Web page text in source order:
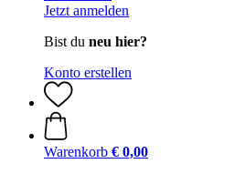
Jetzt anmelden
Bist du neu hier?
Konto erstellen
Warenkorb € 0,00